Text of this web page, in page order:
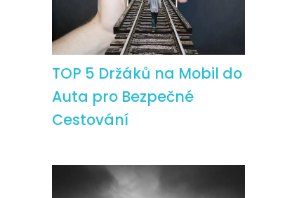
TOP 5 Držáků na Mobil do
Auta pro Bezpečné
Cestování